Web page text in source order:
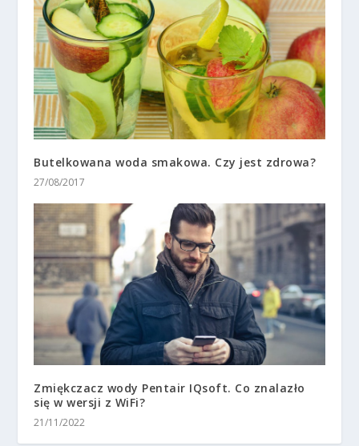
Butelkowana woda smakowa. Czy jest zdrowa?
27/08/2017
Zmiękczacz wody Pentair IQsoft. Co znalazło
się w wersji z WiFi?
21/11/2022